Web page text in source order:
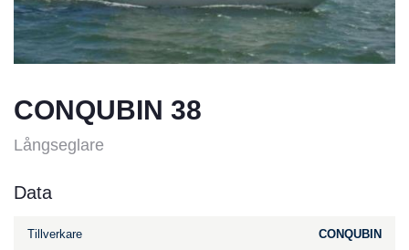
CONQUBIN 38
Långseglare
Data
Tillverkare CONQUBIN